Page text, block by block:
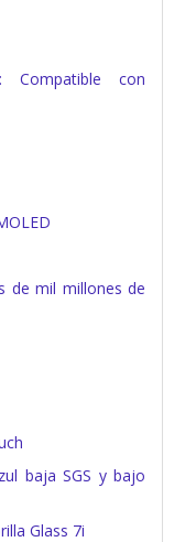
Compatible con
de mil millones de
baja SGS y bajo
Glass 7i